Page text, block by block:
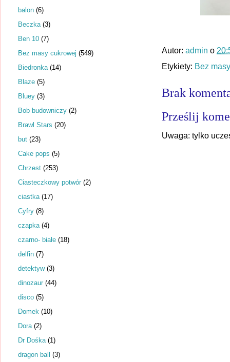
Autor: admin o
Etykiety: Bez
Brak
Prześlij
Uwaga: tylko
balon (6)
Beczka (3)
Ben 10 (7)
Bez masy cukrowej (549)
Biedronka (14)
Blaze (5)
Bluey (3)
Bob budowniczy (2)
Brawl Stars (20)
but (23)
Cake pops (5)
Chrzest (253)
Ciasteczkowy potwór (2)
ciastka (17)
Cyfry (8)
czapka (4)
czarno- białe (18)
delfin (7)
detektyw (3)
dinozaur (44)
disco (5)
Domek (10)
Dora (2)
Dr Dośka (1)
dragon ball (3)